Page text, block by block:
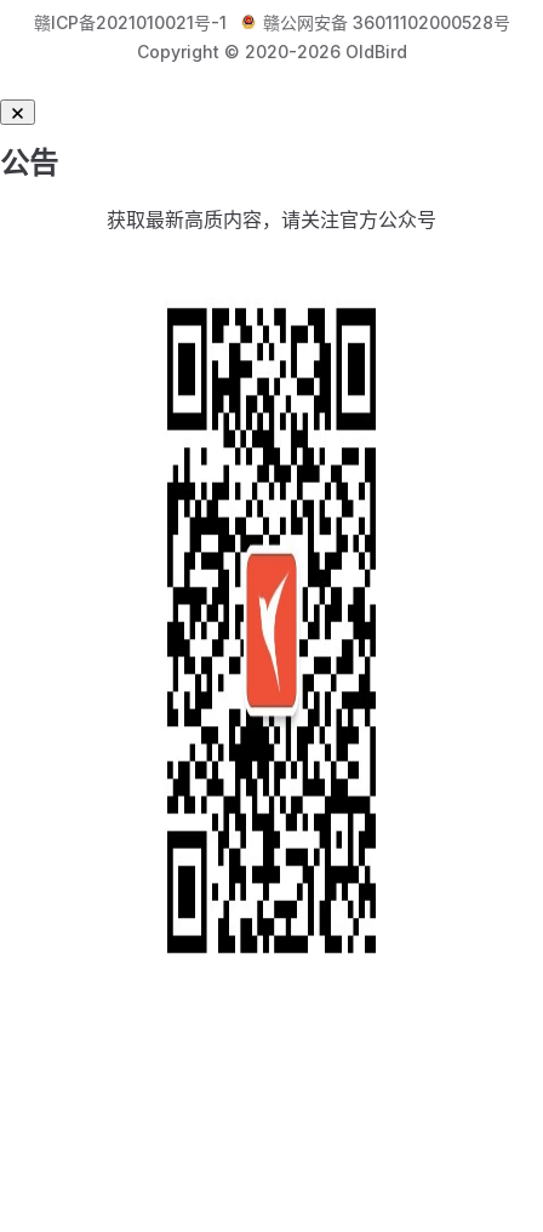
赣ICP备2021010021号-1
赣公网安备 36011102000528号
Copyright © 2020-2026 OldBird
公告
获取最新高质内容，请关注官方公众号